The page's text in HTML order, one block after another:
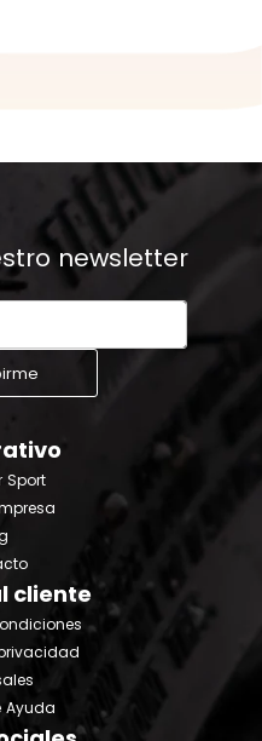
newsletter
Sport
cliente
Ayuda